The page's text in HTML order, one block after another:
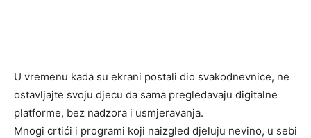
U vremenu kada su ekrani postali dio svakodnevnice, ne
ostavljajte svoju djecu da sama pregledavaju digitalne
platforme, bez nadzora i usmjeravanja.
Mnogi crtići i programi koji naizgled djeluju nevino, u sebi